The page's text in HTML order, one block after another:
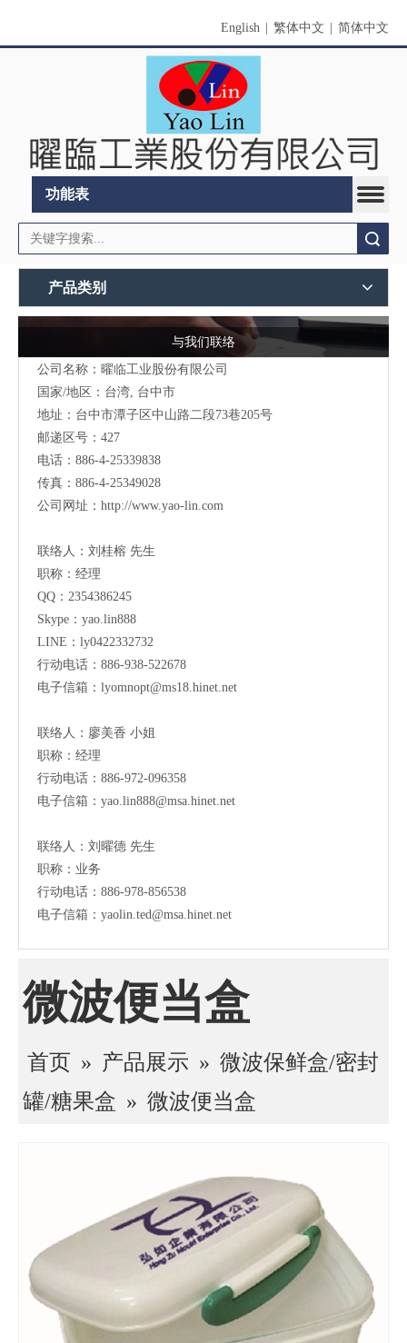
English 繁体中文 简体中文
功能表
产品类别
与我们联络
公司名称：曜临工业股份有限公司
国家/地区：台湾, 台中市
地址： 台中市潭子区中山路二段73巷205号
邮递区号：427
电话：886-4-25339838
传真：886-4-25349028
公司网址： http://www.yao-lin.com
联络人：刘桂榕 先生
职称：经理
QQ：2354386245
Skype：yao.lin888
LINE：ly0422332732
行动电话：886-938-522678
电子信箱： lyomnopt@ms18.hinet.net
联络人：廖美香 小姐
职称：经理
行动电话：886-972-096358
电子信箱： yao.lin888@msa.hinet.net
联络人：刘曜德 先生
职称：业务
行动电话：886-978-856538
电子信箱：yaolin.ted@msa.hinet.net
微波便当盒
首页 » 产品展示 » 微波保鲜盒/密封
罐/糖果盒 » 微波便当盒